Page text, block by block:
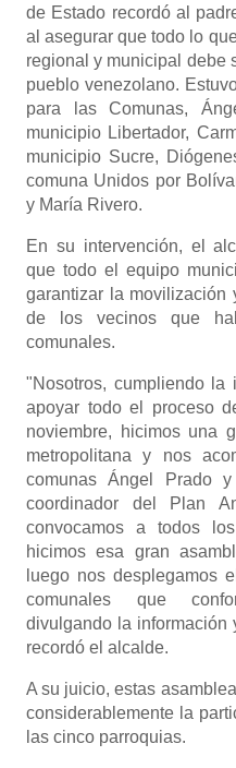
de Estado recordó al
al asegurar que todo lo
regional y municipal debe
pueblo venezolano.
para las Comunas,
municipio Libertador,
municipio Sucre,
comuna Unidos por
y María Rivero.
En su intervención, el
que todo el equipo
garantizar la movilización
de los vecinos que
comunales.
"Nosotros, cumpliendo
apoyar todo el proceso
noviembre, hicimos una
metropolitana y nos
comunas Ángel Prado
coordinador del Plan
convocamos a todos
hicimos esa gran
luego nos desplegamos
comunales que
divulgando la información
recordó el alcalde.
A su juicio, estas
considerablemente la
las cinco parroquias.